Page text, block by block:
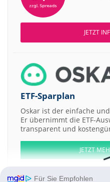
JETZT
ETF-Sparplan
Oskar ist der einfache
Er übernimmt die ETF-
transparent und
JETZT
Für Sie Empfohlen